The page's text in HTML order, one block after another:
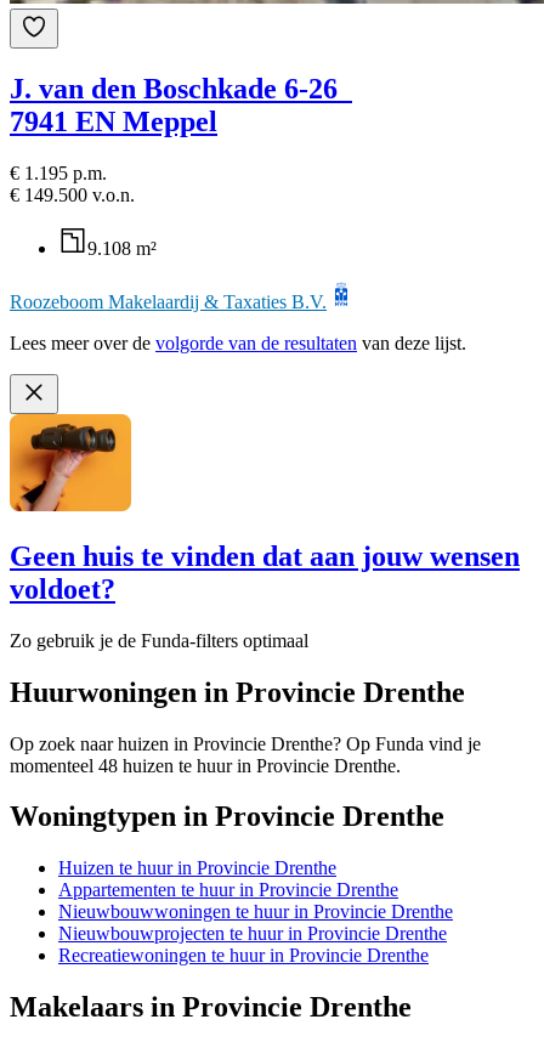
J. van den Boschkade 6-26
7941 EN Meppel
€ 1.195 p.m.
€ 149.500 v.o.n.
9.108 m²
Roozeboom Makelaardij & Taxaties B.V.
Lees meer over de volgorde van de resultaten van deze lijst.
Geen huis te vinden dat aan jouw wensen
voldoet?
Zo gebruik je de Funda-filters optimaal
Huurwoningen in Provincie Drenthe
Op zoek naar huizen in Provincie Drenthe? Op Funda vind je
momenteel 48 huizen te huur in Provincie Drenthe.
Woningtypen in Provincie Drenthe
Huizen te huur in Provincie Drenthe
Appartementen te huur in Provincie Drenthe
Nieuwbouwwoningen te huur in Provincie Drenthe
Nieuwbouwprojecten te huur in Provincie Drenthe
Recreatiewoningen te huur in Provincie Drenthe
Makelaars in Provincie Drenthe